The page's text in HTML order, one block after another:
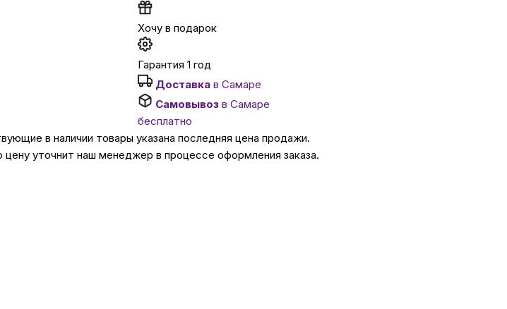
Автомобильные аксессуары
Сервисный центр Apple в Самаре
Подарочные сертификаты
Аудио
Хочу в подарок
Гарантия 1 год
Доставка в Самаре
Самовывоз в Самаре
бесплатно
в наличии товары указана последняя цена продажи.
цену уточнит наш менеджер в процессе оформления заказа.